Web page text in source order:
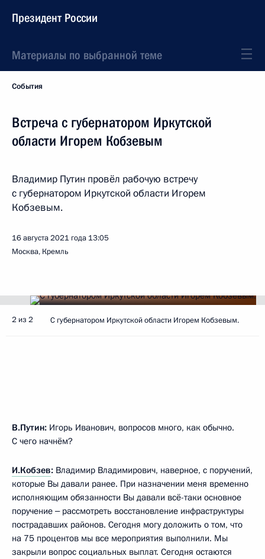
Президент России
Материалы по выбранной теме
События
Встреча с губернатором Иркутской
области Игорем Кобзевым
Владимир Путин провёл рабочую встречу
с губернатором Иркутской области Игорем
Кобзевым.
16 августа 2021 года 13:05
Москва, Кремль
2 из 2 С губернатором Иркутской области Игорем Кобзевым.
В.Путин: Игорь Иванович, вопросов много, как обычно.
С чего начнём?
И.Кобзев: Владимир Владимирович, наверное, с поручений,
которые Вы давали ранее. При назначении меня временно
исполняющим обязанности Вы давали всё-таки основное
поручение ‒ рассмотреть восстановление инфраструктуры
пострадавших районов. Сегодня могу доложить о том, что
на 75 процентов мы все мероприятия выполнили. Мы
закрыли вопрос социальных выплат. Сегодня остаются